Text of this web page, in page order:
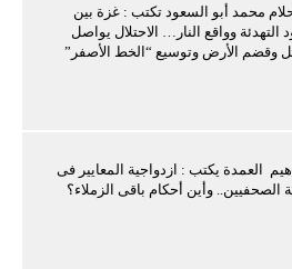
محمد أبو السعود تكتب : غزة بين
التهدئة وواقع النار… الاحتلال يواصل
وقضم الأرض وتوسيع “الخط الأصفر”
العمدة يكتب : ازدواجية المعايير فى
الصحفيين.. وأين أحكام باقى الزملاء؟